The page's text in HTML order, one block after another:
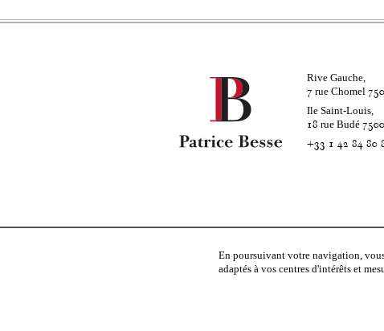
Rive Gauche,
7 rue Chomel
Ile Saint-Louis,
18 rue Budé
+33 1 42 84 80
DEPUIS 1924
NOUS
En poursuivant votre navigation,
adaptés à vos centres d'intérêts et